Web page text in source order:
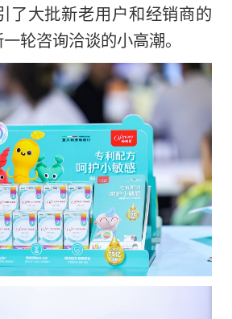
了大批新老用户和经销商的
轮咨询洽谈的小高潮。